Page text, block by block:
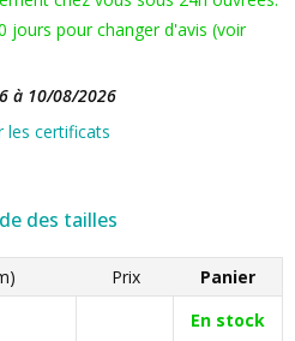
jours pour changer d'avis (voir
à 10/08/2026
les certificats
des tailles
Prix Panier
En stock